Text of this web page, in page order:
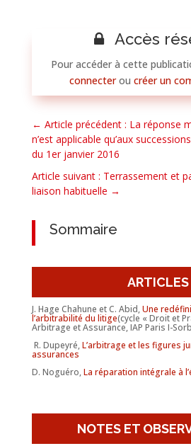
Accès
Pour accéder à cette
connecteroucréer un
← Article précédent : La réponse
n’est applicable qu’aux
du 1er janvier 2016
Article suivant : Terrassement et
liaison habituelle →
Sommaire
ARTICLES
J. Hage Chahune et C. Abid,Une
l’arbitrabilité du litige(cycle « Droit et
Arbitrage et Assurance, IAP Paris I-
R. Dupeyré,L’arbitrage et les figures
assurances
D. Noguéro,La réparation intégrale à
NOTES ET